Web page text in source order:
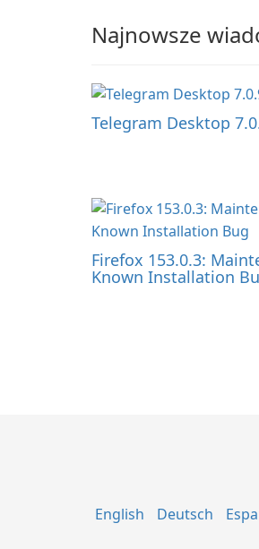
Najnowsze
Telegram Desktop
Firefox 153.0.3:
Known Installation
English Deutsch